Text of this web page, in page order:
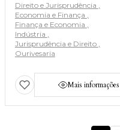
Direito e Jurisprudência
Economia e Finança
Finança e Economia
Indústria
Jurisprudência e Direito
Ourivesaria
Mais informações